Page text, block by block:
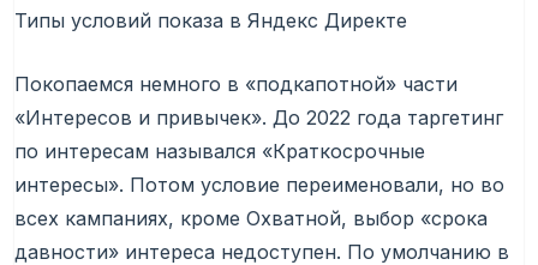
Типы условий показа в Яндекс Директе
Покопаемся немного в «подкапотной» части
«Интересов и привычек». До 2022 года таргетинг
по интересам назывался «Краткосрочные
интересы». Потом условие переименовали, но во
всех кампаниях, кроме Охватной, выбор «срока
давности» интереса недоступен. По умолчанию в